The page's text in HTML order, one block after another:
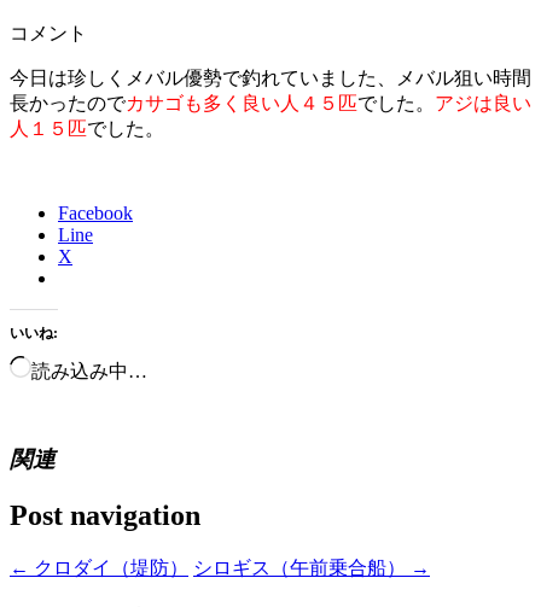
コメント
今日は珍しくメバル優勢で釣れていました、メバル狙い時間
長かったのでカサゴも多く良い人４５匹でした。 アジは良い
人１５匹でした。
Facebook
Line
X
いいね:
読み込み中…
関連
Post navigation
← クロダイ（堤防） シロギス（午前乗合船） →